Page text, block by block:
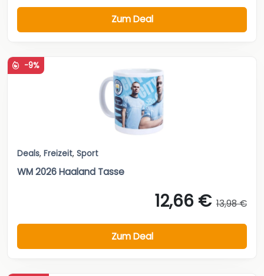
Zum Deal
-9%
Deals, Freizeit, Sport
WM 2026 Haaland Tasse
12,66 € 13,98 €
Zum Deal